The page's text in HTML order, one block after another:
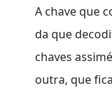
A chave que
da que
chaves
outra, que